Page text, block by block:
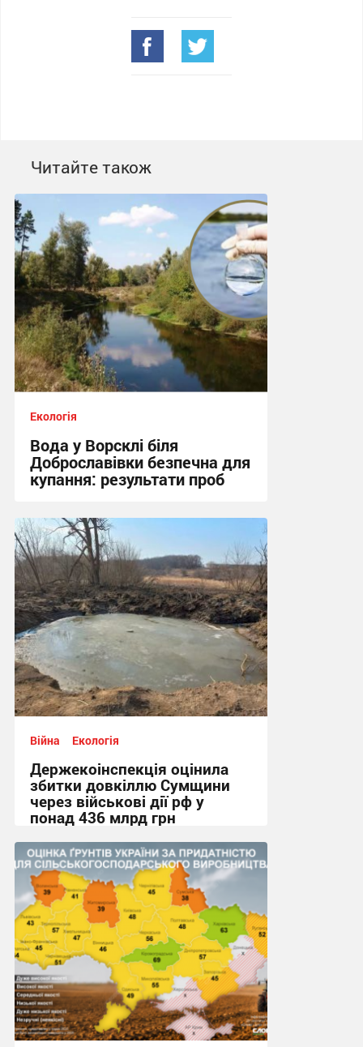
Читайте також
Екологія
Вода у Ворсклі біля
Доброславівки безпечна для
купання: результати проб
11:25, 27.07.2026
Війна Екологія
Держекоінспекція оцінила
збитки довкіллю Сумщини
через військові дії рф у
понад 436 млрд грн
20:50, 23.07.2026